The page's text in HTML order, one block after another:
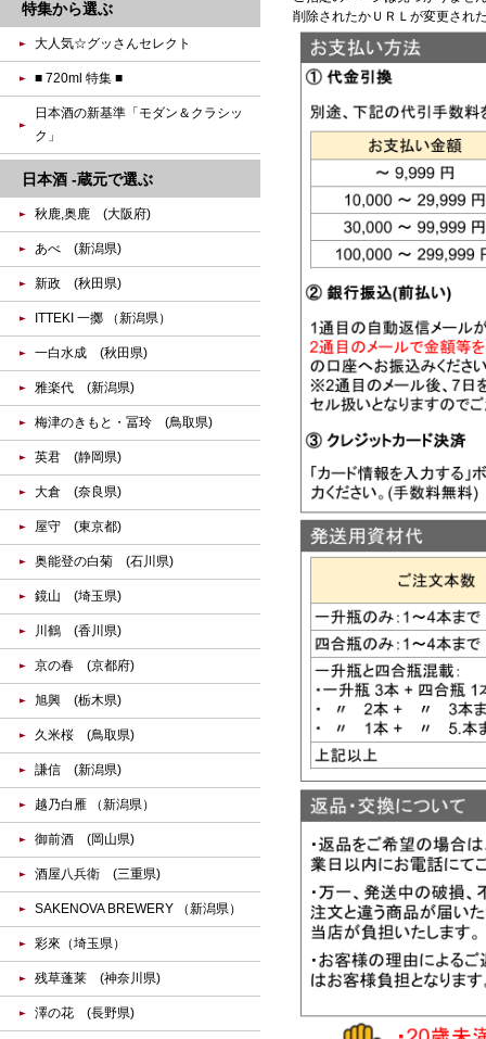
削除されたかＵＲＬが変更され
特集から選ぶ
大人気☆グッさんセレクト
■ 720ml 特集 ■
日本酒の新基準「モダン＆クラシッ
ク」
日本酒 -蔵元で選ぶ
秋鹿,奥鹿 (大阪府)
あべ (新潟県)
新政 (秋田県)
ITTEKI 一擲 （新潟県）
一白水成 (秋田県)
雅楽代 (新潟県)
梅津のきもと・冨玲 (鳥取県)
英君 (静岡県)
大倉 (奈良県)
屋守 (東京都)
奥能登の白菊 (石川県)
鏡山 (埼玉県)
川鶴 (香川県)
京の春 (京都府)
旭興 (栃木県)
久米桜 (鳥取県)
謙信 (新潟県)
越乃白雁 （新潟県）
御前酒 (岡山県)
酒屋八兵衛 (三重県)
SAKENOVA BREWERY （新潟県）
彩來（埼玉県）
残草蓬莱 (神奈川県)
澤の花 (長野県)